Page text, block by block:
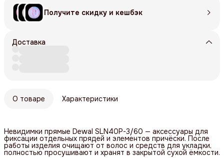
Получите скидку и кешбэк
Доставка
О товаре Характеристики
Невидимки прямые Dewal SLN40P-3/60 — аксессуары для
фиксации отдельных прядей и элементов причёски. После
работы изделия очищают от волос и средств для укладки,
полностью просушивают и хранят в закрытой сухой ёмкости.